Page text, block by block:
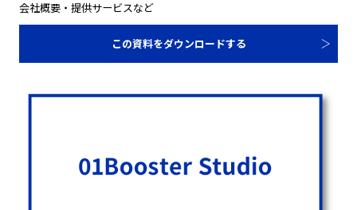
会社概要・提供サービスなど
この資料をダウンロードする